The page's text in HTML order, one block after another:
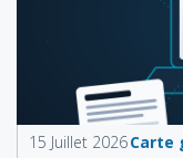
15 Juillet 2026Carte